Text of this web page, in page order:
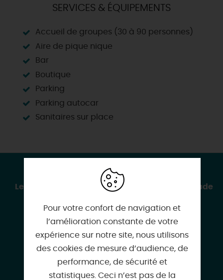
SERVICES & ÉQUIPEMENTS
Accueil de groupes (30 à 90 personnes)
Aire de pique nique
Bar
Boutique
Parking
Parking autocar
Sanitaires sur place
CONTACT & LOCALISATION
Les Bateaux touristiques : Croisière-promenade
Port de commerce
BP58
45250 BRIARE
Pour votre confort de navigation et
l’amélioration constante de votre
expérience sur notre site, nous utilisons
des cookies de mesure d’audience, de
performance, de sécurité et
statistiques. Ceci n’est pas de la